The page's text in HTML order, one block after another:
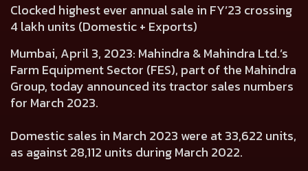
Clocked highest ever annual sale in FY’23 crossing
4 lakh units (Domestic + Exports)
Mumbai, April 3, 2023: Mahindra & Mahindra Ltd.’s
Farm Equipment Sector (FES), part of the Mahindra
Group, today announced its tractor sales numbers
for March 2023.
Domestic sales in March 2023 were at 33,622 units,
as against 28,112 units during March 2022.